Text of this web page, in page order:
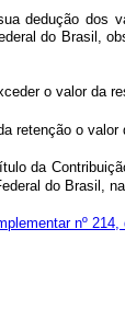
dos
do Brasil,
o valor da
retenção o valor
da
do Brasil,
nº 214,